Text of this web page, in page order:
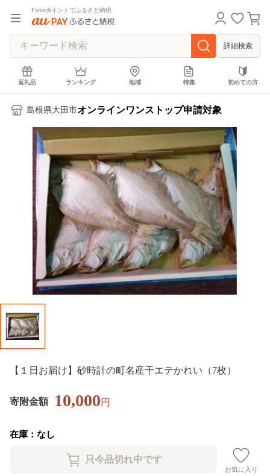
Pontaポイントでふるさと納税
詳細検索
返礼品 ランキング 地域 特集 初めての方
島根県大田市オンラインワンストップ申請対象
【１日お届け】砂時計の町名産干エテかれい（7枚）
寄附金額 10,000円
在庫：なし
お気に入り